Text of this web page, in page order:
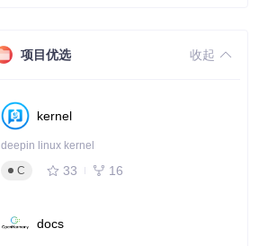
项目优选 收起
kernel
deepin linux kernel
C
33 16
docs